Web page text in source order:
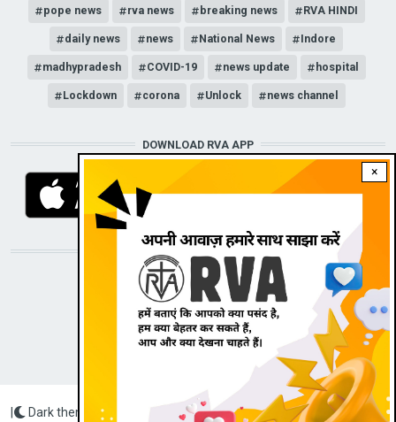
×
pope news rva news breaking news RVA HINDI
daily news news National News Indore
madhypradesh COVID-19 news update hospital
Lockdown corona Unlock news channel
DOWNLOAD RVA APP
STAY CONNECTED WITH US!
Dark theme